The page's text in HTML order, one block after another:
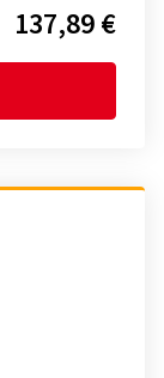
137,89 €